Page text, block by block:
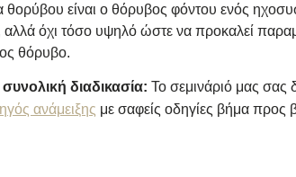
είναι ο θόρυβος φόντου ενός
αλλά όχι τόσο υψηλό ώστε να προκαλεί
θόρυβο.
διαδικασία: Το σεμινάριό μας σας
ανάμειξης με σαφείς οδηγίες βήμα προς